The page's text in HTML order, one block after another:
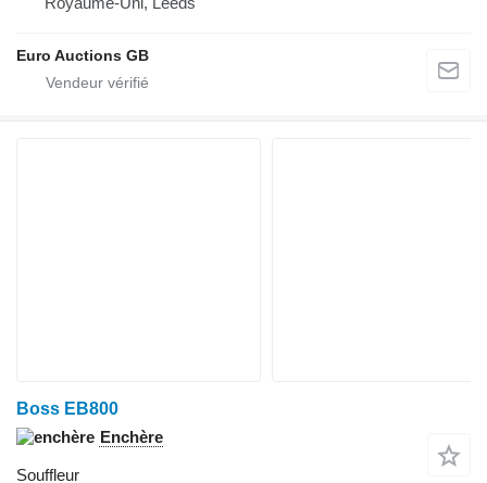
Euro Auctions GB
Boss EB800
Enchère
Souffleur